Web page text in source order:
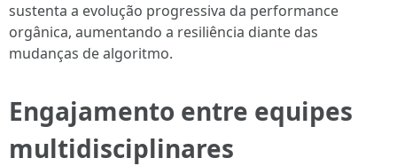
sustenta a evolução progressiva da performance
orgânica, aumentando a resiliência diante das
mudanças de algoritmo.
Engajamento entre equipes
multidisciplinares